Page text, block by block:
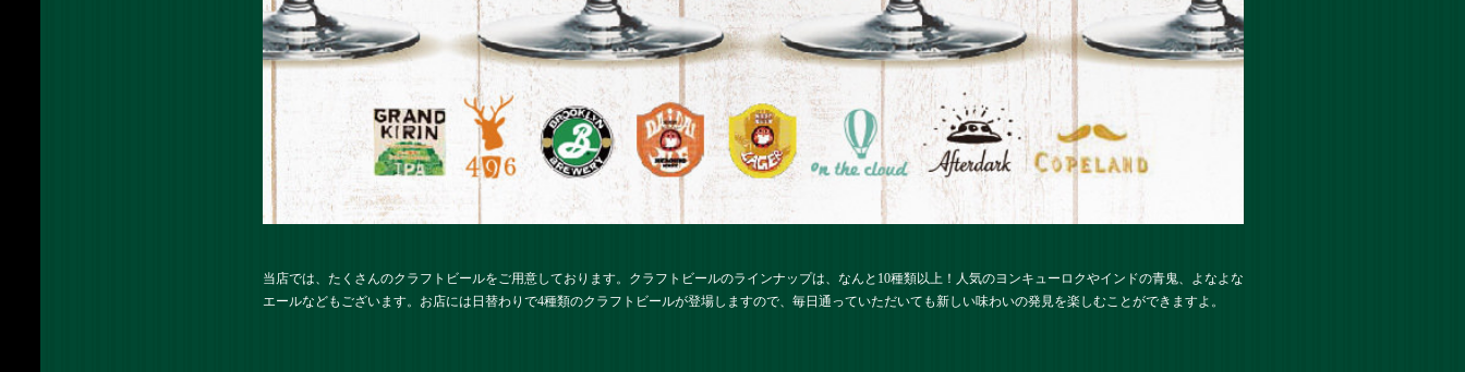
当店では、たくさんのクラフトビールをご用意しております。クラフトビールのラインナップは、なんと10種類以上！人気のヨンキューロクやインドの青鬼、よなよな
エールなどもございます。お店には日替わりで4種類のクラフトビールが登場しますので、毎日通っていただいても新しい味わいの発見を楽しむことができますよ。